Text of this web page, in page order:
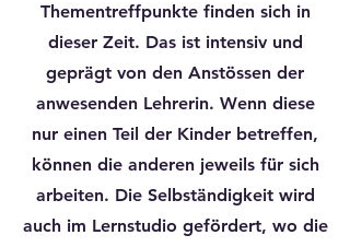
Thementreffpunkte finden sich in
dieser Zeit. Das ist intensiv und
geprägt von den Anstössen der
anwesenden Lehrerin. Wenn diese
nur einen Teil der Kinder betreffen,
können die anderen jeweils für sich
arbeiten. Die Selbständigkeit wird
auch im Lernstudio gefördert, wo die